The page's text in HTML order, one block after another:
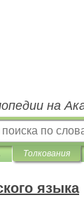
на
Толкования
языка